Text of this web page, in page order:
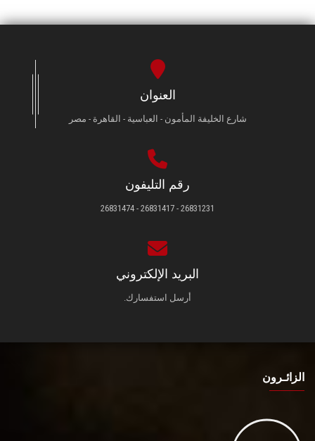
العنوان
شارع الخليفة المأمون - العباسية - القاهرة - مصر
رقم التليفون
26831231 - 26831417 - 26831474
البريد الإلكتروني
أرسل استفسارك.
الزائـرون